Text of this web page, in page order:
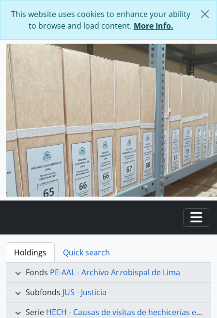
This website uses cookies to enhance your ability
to browse and load content. More Info.
Holdings
Quick search
Fonds PE-AAL - Archivo Arzobispal de Lima
Subfonds JUS - Justicia
Serie HECH - Causas de visitas de hechicerías e Idolatrías